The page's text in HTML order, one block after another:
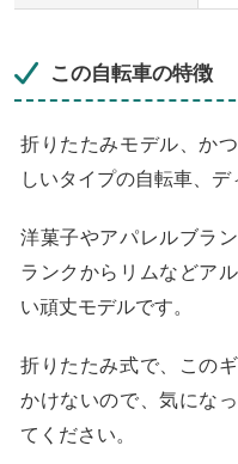
この自転車の特徴
折りたたみモデル、か
しいタイプの自転車、デ
洋菓子やアパレルブラ
ランクからリムなどア
い頑丈モデルです。
折りたたみ式で、この
かけないので、気にな
てください。